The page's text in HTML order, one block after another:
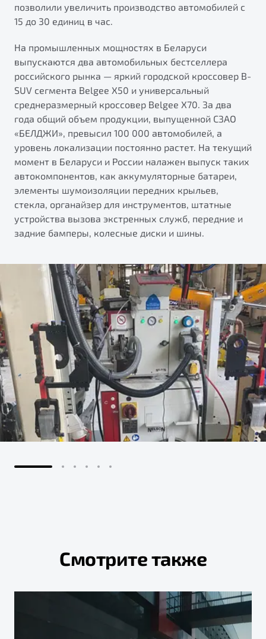
позволили увеличить производство автомобилей с
15 до 30 единиц в час.
На промышленных мощностях в Беларуси
выпускаются два автомобильных бестселлера
российского рынка — яркий городской кроссовер B-
SUV сегмента Belgee X50 и универсальный
среднеразмерный кроссовер Belgee X70. За два
года общий объем продукции, выпущенной СЗАО
«БЕЛДЖИ», превысил 100 000 автомобилей, а
уровень локализации постоянно растет. На текущий
момент в Беларуси и России налажен выпуск таких
автокомпонентов, как аккумуляторные батареи,
элементы шумоизоляции передних крыльев,
стекла, органайзер для инструментов, штатные
устройства вызова экстренных служб, передние и
задние бамперы, колесные диски и шины.
Смотрите также